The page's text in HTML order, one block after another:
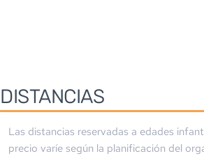
DISTANCIAS
Las distancias reservadas a edades
precio varíe según la planificación del